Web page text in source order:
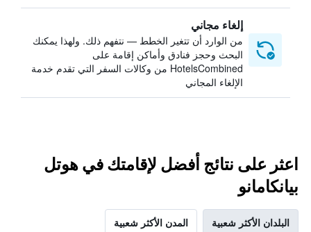
إلغاء مجاني
من الوارد أن تتغير الخطط — نتفهم ذلك. ولهذا يمكنك
البحث وحجز فنادق وأماكن إقامة على
HotelsCombined من وكالات السفر التي تقدم خدمة
الإلغاء المجاني
اعثر على نتائج أفضل لإقامتك في هوتل
بيانكامانو
البلدان الأكثر شعبية المدن الأكثر شعبية